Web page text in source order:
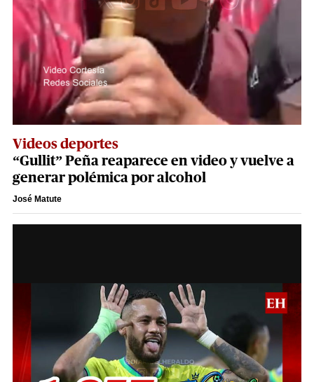
Videos deportes
“Gullit” Peña reaparece en video y vuelve a
generar polémica por alcohol
José Matute